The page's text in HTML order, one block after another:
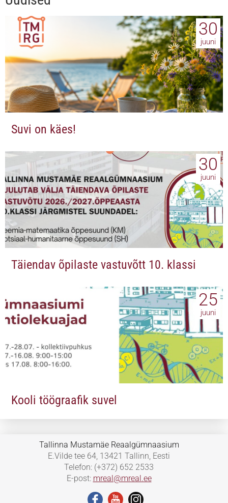
30
juuni
Suvi on käes!
30
juuni
Täiendav õpilaste vastuvõtt 10. klassi
25
juuni
Kooli töögraafik suvel
Tallinna Mustamäe Reaalgümnaasium
E.Vilde tee 64, 13421 Tallinn, Eesti
Telefon: (+372) 652 2533
E-post: mreal@mreal.ee